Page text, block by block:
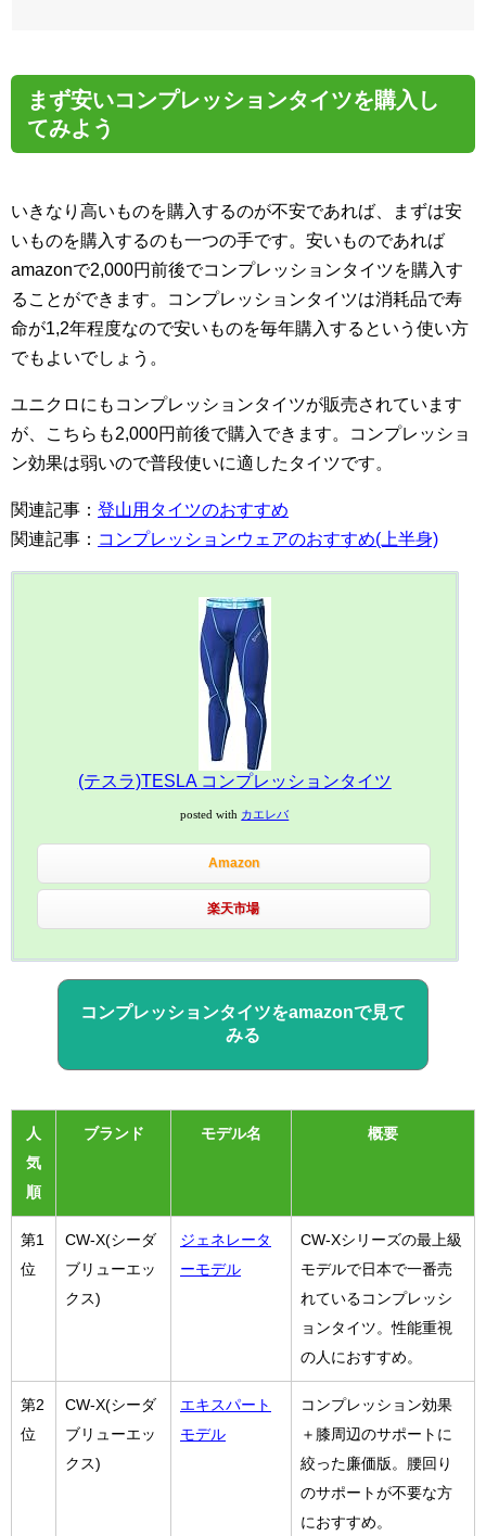
まず安いコンプレッションタイツを購入し
てみよう
いきなり高いものを購入するのが不安であれば、まずは安
いものを購入するのも一つの手です。安いものであれば
amazonで2,000円前後でコンプレッションタイツを購入す
ることができます。コンプレッションタイツは消耗品で寿
命が1,2年程度なので安いものを毎年購入するという使い方
でもよいでしょう。
ユニクロにもコンプレッションタイツが販売されています
が、こちらも2,000円前後で購入できます。コンプレッショ
ン効果は弱いので普段使いに適したタイツです。
関連記事： 登山用タイツのおすすめ
関連記事： コンプレッションウェアのおすすめ(上半身)
(テスラ)TESLA コンプレッションタイツ
posted with カエレバ
Amazon
楽天市場
コンプレッションタイツをamazonで見て
みる
人
気
順
ブランド モデル名 概要
第1
位
CW-X(シーダ
ブリューエッ
クス)
ジェネレータ
ーモデル
CW-Xシリーズの最上級
モデルで日本で一番売
れているコンプレッシ
ョンタイツ。性能重視
の人におすすめ。
第2
位
CW-X(シーダ
ブリューエッ
クス)
エキスパート
モデル
コンプレッション効果
＋膝周辺のサポートに
絞った廉価版。腰回り
のサポートが不要な方
におすすめ。